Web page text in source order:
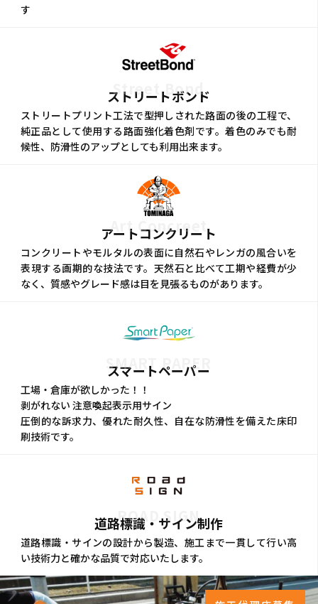
す
Street Bond
ストリートボンド
ストリートプリント工法で型押しされた路面の後の工程で、
純正品として使用する路面強化着色剤です。着色のみでも耐
候性、防滑性のアップとしても利用出来ます。
Art Concreet
アートコンクリート
コンクリートやモルタルの表面に自然石やレンガの風合いを
表現する画期的な技法です。天然石と比べて工期や経費が少
なく、質感やグレード感は目を見張るものがあります。
SMART PAPER
スマートペーパー
工場・倉庫が欲しかった！！
剥がれない 注意喚起表示用サイン
圧倒的な訴求力、優れた耐久性、自在な防滑性を備えた床印
刷技術です。
ROAD SIGN
道路標識・サイン制作
道路標識・サインの設計から製造、施工まで一貫して行い高
い技術力と確かな品質で対応いたします。